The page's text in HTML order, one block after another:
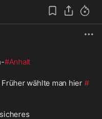
#Anhalt
Früher wählte man hier #